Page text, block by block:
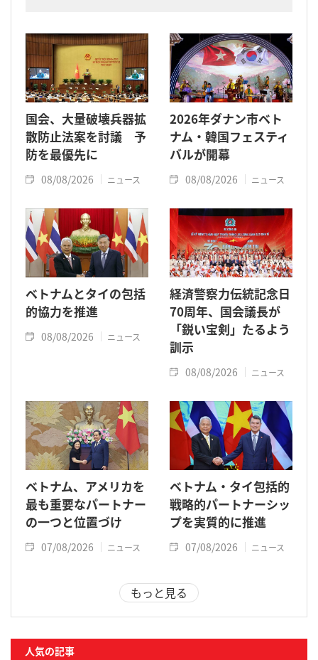
国会、大量破壊兵器拡
散防止法案を討議 予
防を最優先に
08/08/2026 ニュース
2026年ダナン市ベト
ナム・韓国フェスティ
バルが開幕
08/08/2026 ニュース
ベトナムとタイの包括
的協力を推進
08/08/2026 ニュース
経済警察力伝統記念日
70周年、国会議長が
「鋭い宝剣」たるよう
訓示
08/08/2026 ニュース
ベトナム、アメリカを
最も重要なパートナー
の一つと位置づけ
07/08/2026 ニュース
ベトナム・タイ包括的
戦略的パートナーシッ
プを実質的に推進
07/08/2026 ニュース
もっと見る
人気の記事